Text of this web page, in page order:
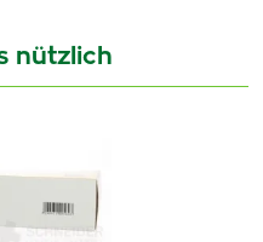
nützlich